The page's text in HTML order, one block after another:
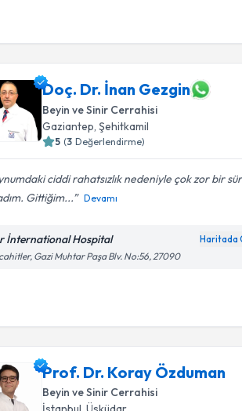
Doç. Dr. İnan Gezgin
Beyin ve Sinir Cerrahisi
Gaziantep ,Şehitkamil
5 (3 Değerlendirme)
ciddi rahatsızlık nedeniyle çok zor bir
Gittiğim...
Devamı
İnternational Hospital Haritada
Gazi Muhtar Paşa Blv. No:56, 27090
Prof. Dr. Koray Özduman
Beyin ve Sinir Cerrahisi